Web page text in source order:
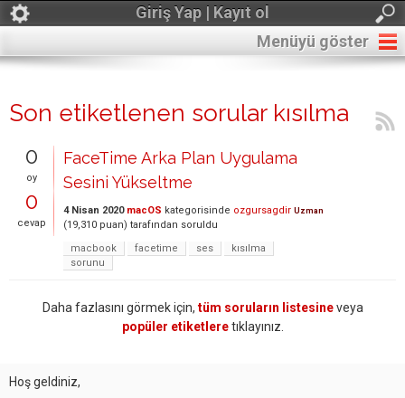
Giriş Yap | Kayıt ol
Menüyü göster
Son etiketlenen sorular kısılma
0
oy
0
cevap
FaceTime Arka Plan Uygulama
Sesini Yükseltme
4 Nisan 2020 macOS kategorisinde ozgursagdir Uzman
(19,310 puan) tarafından soruldu
macbook
facetime ses
kısılma
sorunu
Daha fazlasını görmek için, tüm soruların listesineveya
popüler etiketleretıklayınız.
Hoş geldiniz,